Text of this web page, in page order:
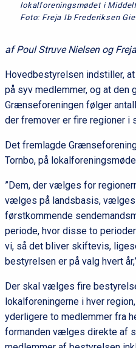
lokalforeningsmødet i
Foto: Freja Ib Frederiksen
af Poul Struve Nielsen og
Hovedbestyrelsen indstiller,
på syv medlemmer, og at den
Grænseforeningen følger
der fremover er fire regioner i
Det fremlagde
Tornbo, på
”Dem, der vælges for
vælges på landsbasis, vælges
førstkommende
periode, hvor disse to
vi, så det bliver skiftevis,
bestyrelsen er på valg hvert
Der skal vælges fire
lokalforeningerne i hver
yderligere to medlemmer fra
formanden vælges direkte af